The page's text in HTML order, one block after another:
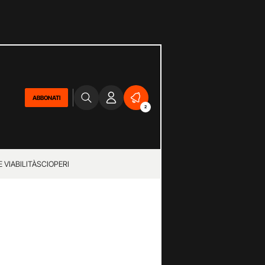
ABBONATI
2
VIABILITÀSCIOPERI